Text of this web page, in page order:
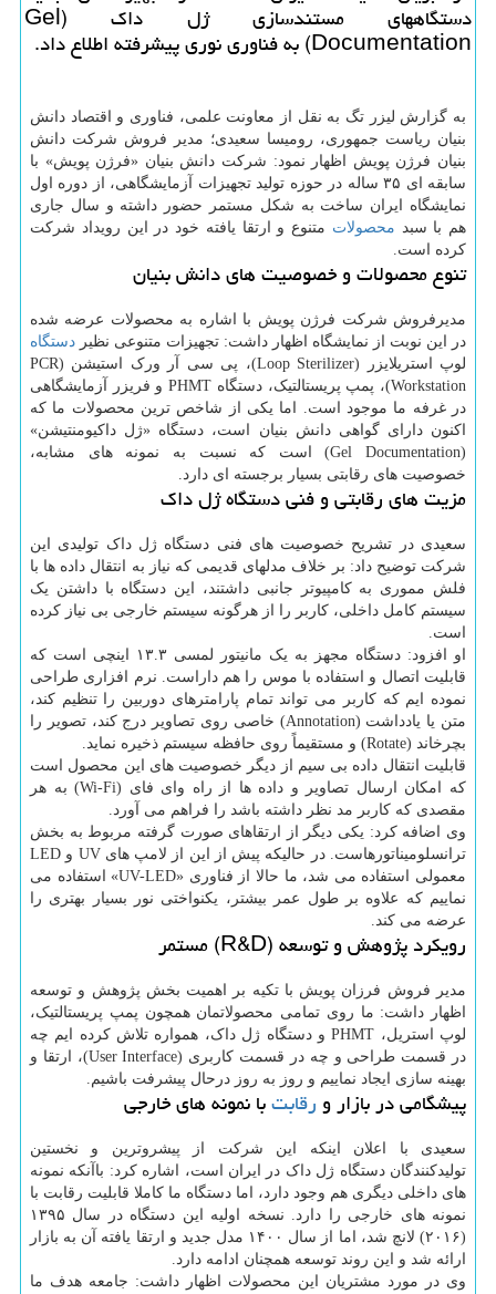
دستگاههای مستندسازی ژل داک (Gel
Documentation) به فناوری نوری پیشرفته اطلاع داد.
به گزارش لیزر تگ به نقل از معاونت علمی، فناوری و اقتصاد دانش
بنیان ریاست جمهوری، رومیسا سعیدی؛ مدیر فروش شرکت دانش
بنیان فرژن پویش اظهار نمود: شرکت دانش بنیان «فرژن پویش» با
سابقه ای ۳۵ ساله در حوزه تولید تجهیزات آزمایشگاهی، از دوره اول
نمایشگاه ایران ساخت به شکل مستمر حضور داشته و سال جاری
هم با سبد محصولات متنوع و ارتقا یافته خود در این رویداد شرکت
کرده است.
تنوع محصولات و خصوصیت های دانش بنیان
مدیرفروش شرکت فرژن پویش با اشاره به محصولات عرضه شده
در این نوبت از نمایشگاه اظهار داشت: تجهیزات متنوعی نظیر دستگاه
لوپ استریلایزر (Loop Sterilizer)، پی سی آر ورک استیشن (PCR
Workstation)، پمپ پریستالتیک، دستگاه PHMT و فریزر آزمایشگاهی
در غرفه ما موجود است. اما یکی از شاخص ترین محصولات ما که
اکنون دارای گواهی دانش بنیان است، دستگاه «ژل داکیومنتیشن»
(Gel Documentation) است که نسبت به نمونه های مشابه،
خصوصیت های رقابتی بسیار برجسته ای دارد.
مزیت های رقابتی و فنی دستگاه ژل داک
سعیدی در تشریح خصوصیت های فنی دستگاه ژل داک تولیدی این
شرکت توضیح داد: بر خلاف مدلهای قدیمی که نیاز به انتقال داده ها با
فلش مموری به کامپیوتر جانبی داشتند، این دستگاه با داشتن یک
سیستم کامل داخلی، کاربر را از هرگونه سیستم خارجی بی نیاز کرده
است.
او افزود: دستگاه مجهز به یک مانیتور لمسی ۱۳.۳ اینچی است که
قابلیت اتصال و استفاده با موس را هم داراست. نرم افزاری طراحی
نموده ایم که کاربر می تواند تمام پارامترهای دوربین را تنظیم کند،
متن یا یادداشت (Annotation) خاصی روی تصاویر درج کند، تصویر را
بچرخاند (Rotate) و مستقیماً روی حافظه سیستم ذخیره نماید.
قابلیت انتقال داده بی سیم از دیگر خصوصیت های این محصول است
که امکان ارسال تصاویر و داده ها از راه وای فای (Wi-Fi) به هر
مقصدی که کاربر مد نظر داشته باشد را فراهم می آورد.
وی اضافه کرد: یکی دیگر از ارتقاهای صورت گرفته مربوط به بخش
ترانسلومیناتورهاست. در حالیکه پیش از این از لامپ های UV و LED
معمولی استفاده می شد، ما حالا از فناوری «UV-LED» استفاده می
نماییم که علاوه بر طول عمر بیشتر، یکنواختی نور بسیار بهتری را
عرضه می کند.
رویکرد پژوهش و توسعه (R&D) مستمر
مدیر فروش فرزان پویش با تکیه بر اهمیت بخش پژوهش و توسعه
اظهار داشت: ما روی تمامی محصولاتمان همچون پمپ پریستالتیک،
لوپ استریل، PHMT و دستگاه ژل داک، همواره تلاش کرده ایم چه
در قسمت طراحی و چه در قسمت کاربری (User Interface)، ارتقا و
بهینه سازی ایجاد نماییم و روز به روز درحال پیشرفت باشیم.
پیشگامی در بازار ورقابتبا نمونه های خارجی
سعیدی با اعلان اینکه این شرکت از پیشروترین و نخستین
تولیدکنندگان دستگاه ژل داک در ایران است، اشاره کرد: باآنکه نمونه
های داخلی دیگری هم وجود دارد، اما دستگاه ما کاملا قابلیت رقابت با
نمونه های خارجی را دارد. نسخه اولیه این دستگاه در سال ۱۳۹۵
(۲۰۱۶) لانچ شد، اما از سال ۱۴۰۰ مدل جدید و ارتقا یافته آن به بازار
ارائه شد و این روند توسعه همچنان ادامه دارد.
وی در مورد مشتریان این محصولات اظهار داشت: جامعه هدف ما